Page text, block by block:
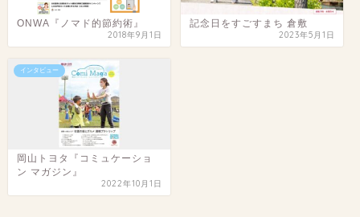
ONWA『ノマド的節約術』
2018年9月1日
記念日をすごすまち 倉敷
2023年5月1日
インタビュー
岡山トヨタ『コミュケーショ
ン マガジン』
2022年10月1日